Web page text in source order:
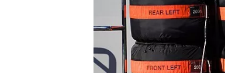
MOTOGP